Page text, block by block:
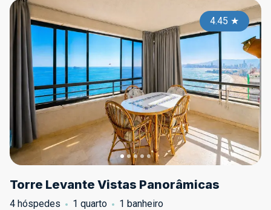
4.45 ★
Torre Levante Vistas Panorâmicas
4 hóspedes 1 quarto 1 banheiro